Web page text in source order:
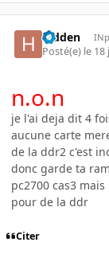
hidden
Posté(e) le 18
n.o.n
je l'ai deja dit 4
aucune carte
de la ddr2 c'est
donc garde ta
pc2700 cas3
pour de la ddr
Citer